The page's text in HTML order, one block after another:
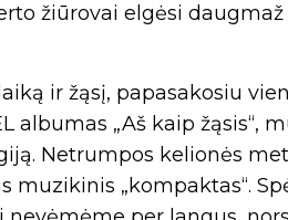
žiūrovai elgėsi
ir žąsį, papasakosiu
albumas „Aš kaip žąsis“,
Netrumpos kelionės
muzikinis „kompaktas“.